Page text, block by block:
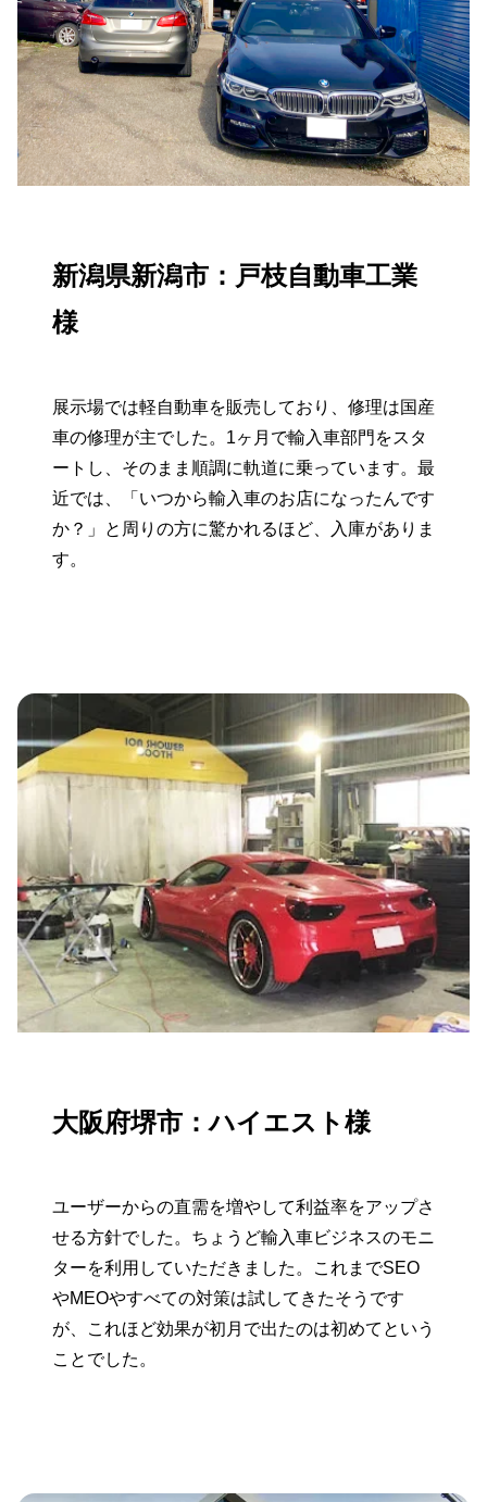
新潟県新潟市：戸枝自動車工業
様
展示場では軽自動車を販売しており、修理は国産
車の修理が主でした。1ヶ月で輸入車部門をスタ
ートし、そのまま順調に軌道に乗っています。最
近では、「いつから輸入車のお店になったんです
か？」と周りの方に驚かれるほど、入庫がありま
す。
大阪府堺市：ハイエスト様
ユーザーからの直需を増やして利益率をアップさ
せる方針でした。ちょうど輸入車ビジネスのモニ
ターを利用していただきました。これまでSEO
やMEOやすべての対策は試してきたそうです
が、これほど効果が初月で出たのは初めてという
ことでした。